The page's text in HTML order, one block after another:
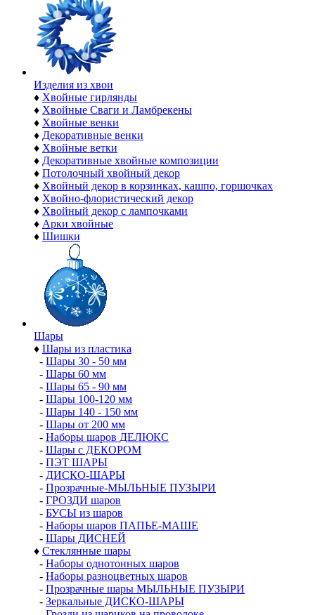
Изделия из хвои
♦ Хвойные гирлянды
♦ Хвойные Сваги и Ламбрекены
♦ Хвойные венки
♦ Декоративные венки
♦ Хвойные ветки
♦ Декоративные хвойные композиции
♦ Потолочный хвойный декор
♦ Хвойный декор в корзинках, кашпо, горшочках
♦ Хвойно-флористический декор
♦ Хвойный декор с лампочками
♦ Арки хвойные
♦ Шишки
Шары
♦ Шары из пластика
- Шары 30 - 50 мм
- Шары 60 мм
- Шары 65 - 90 мм
- Шары 100-120 мм
- Шары 140 - 150 мм
- Шары от 200 мм
- Наборы шаров ДЕЛЮКС
- Шары с ДЕКОРОМ
- ПЭТ ШАРЫ
- ДИСКО-ШАРЫ
- Прозрачные-МЫЛЬНЫЕ ПУЗЫРИ
- ГРОЗДИ шаров
- БУСЫ из шаров
- Наборы шаров ПАПЬЕ-МАШЕ
- Шары ДИСНЕЙ
♦ Стеклянные шары
- Наборы однотонных шаров
- Наборы разноцветных шаров
- Прозрачные шары МЫЛЬНЫЕ ПУЗЫРИ
- Зеркальные ДИСКО-ШАРЫ